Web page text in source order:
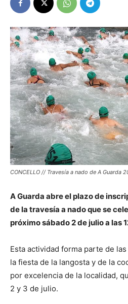
CONCELLO // Travesía a nado de A Guarda
A Guarda abre el plazo de
de la travesía a nado que se
próximo sábado 2 de julio a las
Esta actividad forma parte de
la fiesta de la langosta y de la
por excelencia de la localidad,
2 y 3 de julio.